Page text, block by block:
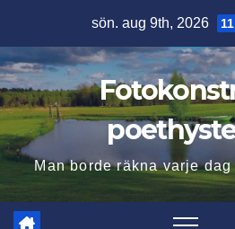
innehåll
sön. aug 9th, 2026
Man borde räkna varje